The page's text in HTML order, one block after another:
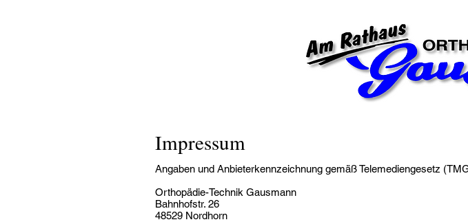
Impressum
Angaben und Anbieterkennzeichnung gemäß Telemediengesetz
Orthopädie-Technik Gausmann
Bahnhofstr. 26
48529 Nordhorn